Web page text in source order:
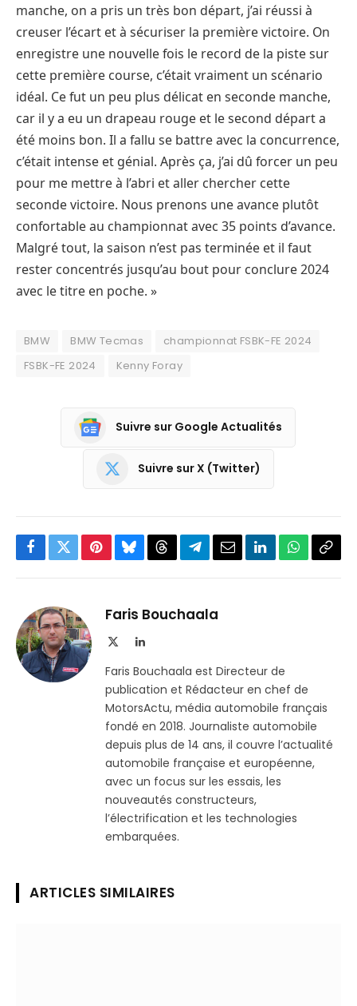
manche, on a pris un très bon départ, j’ai réussi à
creuser l’écart et à sécuriser la première victoire. On
enregistre une nouvelle fois le record de la piste sur
cette première course, c’était vraiment un scénario
idéal. Ce fut un peu plus délicat en seconde manche,
car il y a eu un drapeau rouge et le second départ a
été moins bon. Il a fallu se battre avec la concurrence,
c’était intense et génial. Après ça, j’ai dû forcer un peu
pour me mettre à l’abri et aller chercher cette
seconde victoire. Nous prenons une avance plutôt
confortable au championnat avec 35 points d’avance.
Malgré tout, la saison n’est pas terminée et il faut
rester concentrés jusqu’au bout pour conclure 2024
avec le titre en poche. »
BMW BMW Tecmas
championnat FSBK-FE 2024
FSBK-FE 2024
Kenny Foray
Suivre sur Google Actualités
Suivre sur X (Twitter)
Facebook
TwitterPinterestBlueskyThreadsPartager
Telegram
EmailLinkedInWhatsApp
Faris Bouchaala
LinkedIn
Faris Bouchaala est Directeur de
publication et Rédacteur en chef de
MotorsActu, média automobile français
fondé en 2018. Journaliste automobile
depuis plus de 14 ans, il couvre l’actualité
automobile française et européenne,
avec un focus sur les essais, les
nouveautés constructeurs,
l’électrification et les technologies
embarquées.
ARTICLES SIMILAIRES